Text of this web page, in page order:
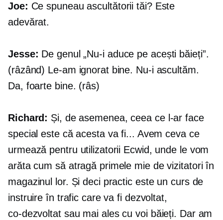
Joe: Ce spuneau ascultătorii tăi? Este
adevărat.
Jesse: De genul „Nu-i aduce pe acești băieți”.
(râzând) Le-am ignorat bine. Nu-i ascultăm.
Da, foarte bine. (râs)
Richard: Și, de asemenea, ceea ce l-ar face
special este că acesta va fi... Avem ceva ce
urmează pentru utilizatorii Ecwid, unde le vom
arăta cum să atragă primele mie de vizitatori în
magazinul lor. Și deci practic este un curs de
instruire în trafic care va fi dezvoltat,
co-dezvoltatsau mai ales cu voi băieți. Dar am